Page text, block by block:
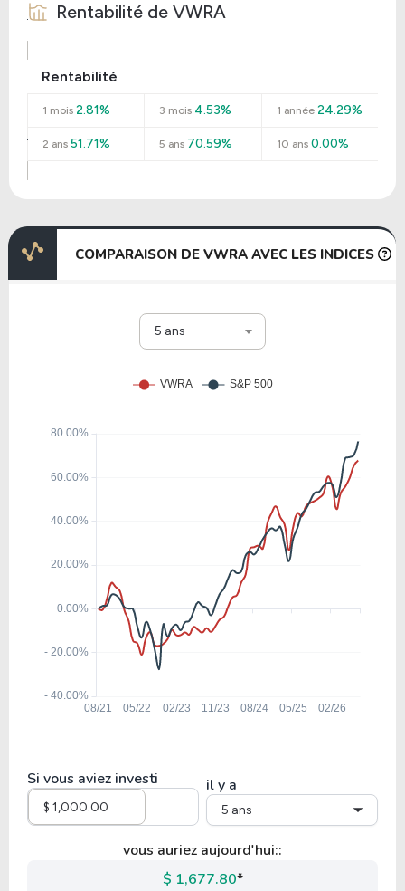
Rentabilité de VWRA
Rentabilité
1 mois 2.81% 3 mois 4.53% 1 année24.29%
2 ans 51.71% 5 ans 70.59% 10 ans0.00%
COMPARAISON DE VWRA AVEC LES INDICES
5 ans
Si vous aviez investi il y a
5 ans
vous auriez aujourd'hui::
$ 1,677.80*